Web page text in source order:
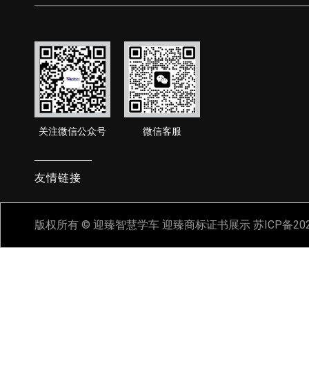
关注微信公众号 微信客服
友情链接
版权所有 © 迎臻智慧学车 迎臻商标证书展示 苏ICP备